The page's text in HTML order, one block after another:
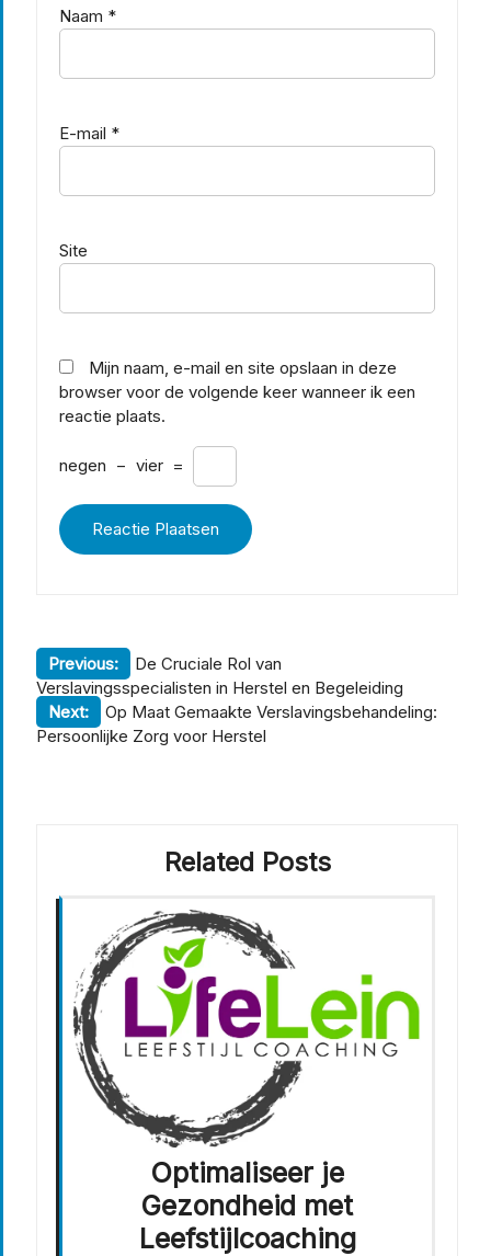
Naam *
E-mail *
Site
Mijn naam, e-mail en site opslaan in deze
browser voor de volgende keer wanneer ik een
reactie plaats.
negen − vier =
Berichtnavigatie
Previous:
De Cruciale Rol van
Verslavingsspecialisten in Herstel en Begeleiding
Next:
Op Maat Gemaakte Verslavingsbehandeling:
Persoonlijke Zorg voor Herstel
Related Posts
Optimaliseer je
Gezondheid met
Leefstijlcoaching